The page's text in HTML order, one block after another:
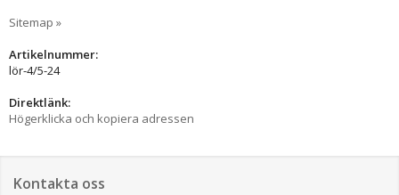
Sitemap »
Artikelnummer:
lör-4/5-24
Direktlänk:
Högerklicka och kopiera adressen
Kontakta oss